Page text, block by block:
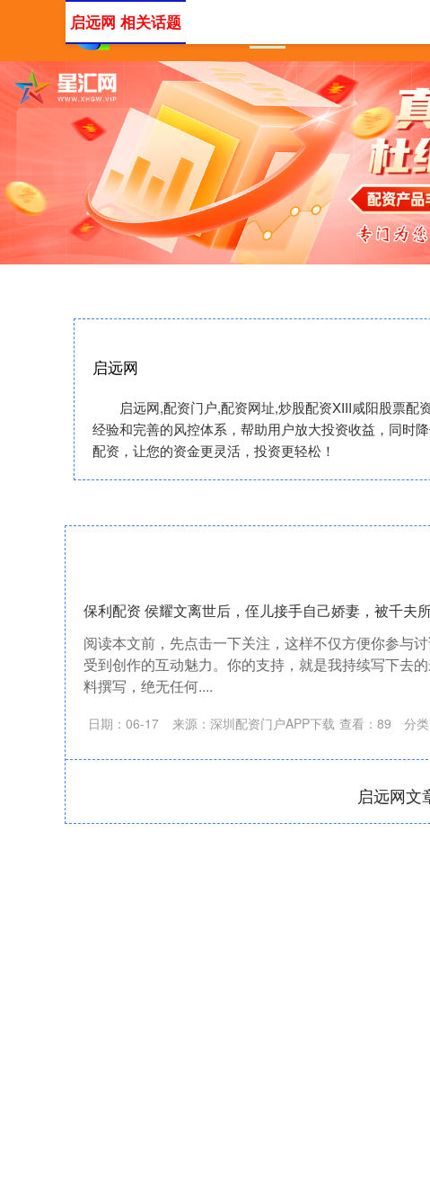
启远网
启远网,配资门户,配资网址,炒股配资XIII‌咸阳股票
经验和完善的风控体系，帮助用户放大投资收益，同时
配资，让您的资金更灵活，投资更轻松！
启远网 相关话题
保利配资 侯耀文离世后，侄儿接手自己娇妻，被千夫
阅读本文前，先点击一下关注，这样不仅方便你参与
受到创作的互动魅力。你的支持，就是我持续写下去
料撰写，绝无任何....
日期：06-17 来源：深圳配资门户APP下载 查看： 89 分类
启远网文